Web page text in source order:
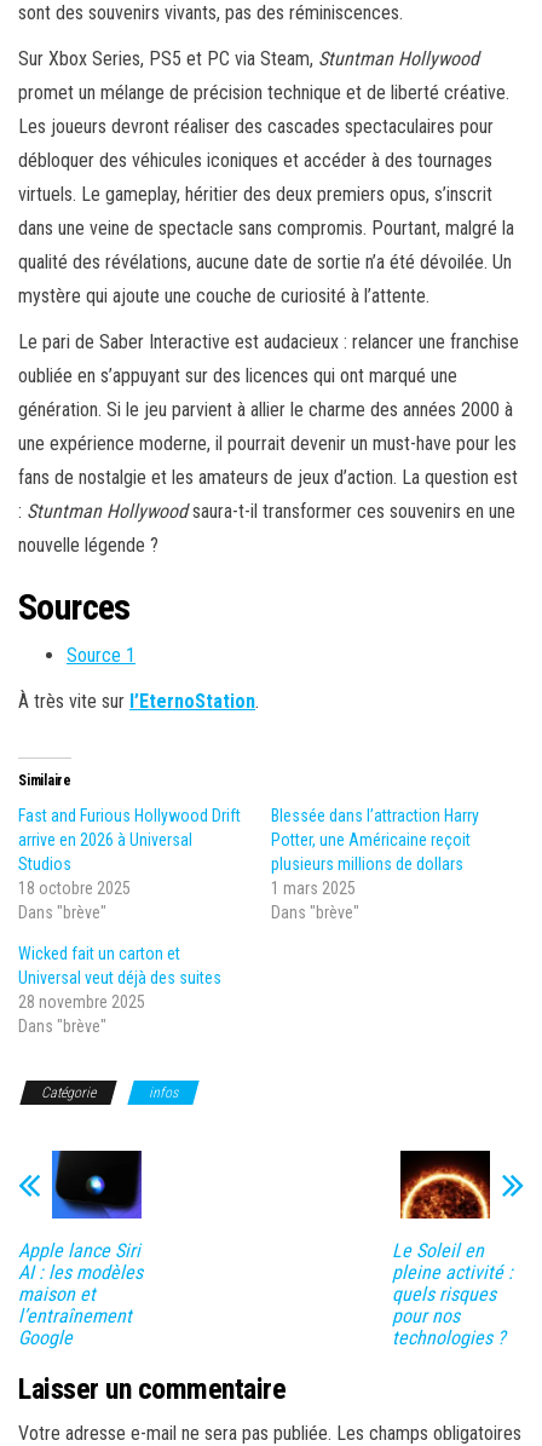
sont des souvenirs vivants, pas des réminiscences.
Sur Xbox Series, PS5 et PC via Steam, Stuntman Hollywood
promet un mélange de précision technique et de liberté créative.
Les joueurs devront réaliser des cascades spectaculaires pour
débloquer des véhicules iconiques et accéder à des tournages
virtuels. Le gameplay, héritier des deux premiers opus, s’inscrit
dans une veine de spectacle sans compromis. Pourtant, malgré la
qualité des révélations, aucune date de sortie n’a été dévoilée. Un
mystère qui ajoute une couche de curiosité à l’attente.
Le pari de Saber Interactive est audacieux : relancer une franchise
oubliée en s’appuyant sur des licences qui ont marqué une
génération. Si le jeu parvient à allier le charme des années 2000 à
une expérience moderne, il pourrait devenir un must-have pour les
fans de nostalgie et les amateurs de jeux d’action. La question est
: Stuntman Hollywoodsaura-t-il transformer ces souvenirs en une
nouvelle légende ?
Sources
Source 1
À très vite sur l’EternoStation.
Similaire
Fast and Furious Hollywood Drift
arrive en 2026 à Universal
Studios
18 octobre 2025
Dans "brève"
Blessée dans l’attraction Harry
Potter, une Américaine reçoit
plusieurs millions de dollars
1 mars 2025
Dans "brève"
Wicked fait un carton et
Universal veut déjà des suites
28 novembre 2025
Dans "brève"
Catégorie infos
Apple lance Siri
AI : les modèles
maison et
l’entraînement
Google
Le Soleil en
pleine activité :
quels risques
pour nos
technologies ?
Laisser un commentaire
Votre adresse e-mail ne sera pas publiée. Les champs obligatoires